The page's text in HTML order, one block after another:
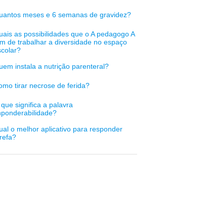
meses e 6 semanas de gravidez?
as possibilidades que o A pedagogo A
de trabalhar a diversidade no espaço
instala a nutrição parenteral?
tirar necrose de ferida?
significa a palavra
o melhor aplicativo para responder